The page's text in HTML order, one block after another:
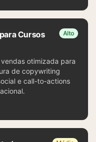
Cursos
Alto
otimizada para
de copywriting
e call-to-actions